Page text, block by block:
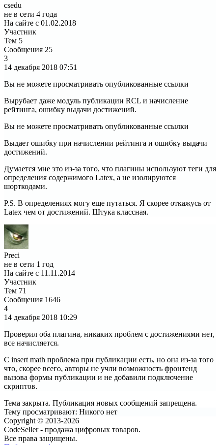
csedu
не в сети 4 года
На сайте с 01.02.2018
Участник
Тем 5
Сообщения 25
3
14 декабря 2018 07:51
Вы не можете просматривать опубликованные ссылки
Вырубает даже модуль публикации RCL и начисление
рейтинга, ошибку выдачи достижений.
Вы не можете просматривать опубликованные ссылки
Выдает ошибку при начислении рейтинга и ошибку выдачи
достижений.
Думается мне это из-за того, что плагины используют теги для
определения содержимого Latex, а не изолируются
шорткодами.
P.S. В определениях могу еще путаться. Я скорее откажусь от
Latex чем от достижений. Штука классная.
Preci
не в сети 1 год
На сайте с 11.11.2014
Участник
Тем 71
Сообщения 1646
4
14 декабря 2018 10:29
Проверил оба плагина, никаких проблем с достижениями нет,
все начисляется.
С insert math проблема при публикации есть, но она из-за того
что, скорее всего, авторы не учли возможность фронтенд
вызова формы публикации и не добавили подключение
скриптов.
Тема закрыта. Публикация новых сообщений запрещена.
Тему просматривают: Никого нет
Copyright © 2013-2026
CodeSeller - продажа цифровых товаров.
Все права защищены.